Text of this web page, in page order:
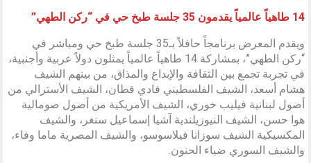
14 طاهياً عالمياً يقدمون 35 جلسة طبخ حي في “ركن الطهي”
ويقدم المعرض برنامجاً حافلاً بـ35 جلسة طبخ حي ومباشر في
“ركن الطهي”، بمشاركة 14 طاهياً عالمياً يمثلون دولاً عربية وأجنبية،
في تجربة تجمع بين الثقافة والإبداع والمذاق، من بينهم الشيف
هشام أسعد، الشيف الفلسطيني فادي قطان، الشيف الأسترالي من
أصول لبنانية فيليب خوري، الشيف الأمريكية من أصول صومالية
هوا حسن، الشيف النيوزيلندية آشيا إسماعيل سنغر، والشيف
المكسيكية الشيف سوزانا فيلاسوسو، والشيف المصرية ماما وفاء،
والشيف السوري ضياء الحنون.